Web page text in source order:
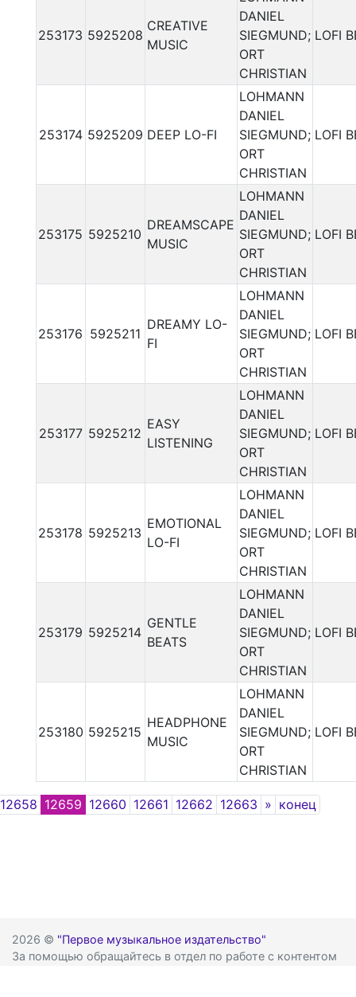
253173 5925208
CREATIVE
MUSIC
DANIEL
SIEGMUND;
ORT
CHRISTIAN
LOFI
253174 5925209 DEEP LO-FI
LOHMANN
DANIEL
SIEGMUND;
ORT
CHRISTIAN
LOFI
253175 5925210
DREAMSCAPE
MUSIC
LOHMANN
DANIEL
SIEGMUND;
ORT
CHRISTIAN
LOFI
253176 5925211
DREAMY LO-
FI
LOHMANN
DANIEL
SIEGMUND;
ORT
CHRISTIAN
LOFI
253177 5925212
EASY
LISTENING
LOHMANN
DANIEL
SIEGMUND;
ORT
CHRISTIAN
LOFI
253178 5925213
EMOTIONAL
LO-FI
LOHMANN
DANIEL
SIEGMUND;
ORT
CHRISTIAN
LOFI
253179 5925214
GENTLE
BEATS
LOHMANN
DANIEL
SIEGMUND;
ORT
CHRISTIAN
LOFI
253180 5925215
HEADPHONE
MUSIC
LOHMANN
DANIEL
SIEGMUND;
ORT
CHRISTIAN
LOFI
12658 12659 12660 12661 12662 12663 » Next
конец
2026 © "Первое музыкальное издательство"
За помощью обращайтесь в отдел по работе с контентом